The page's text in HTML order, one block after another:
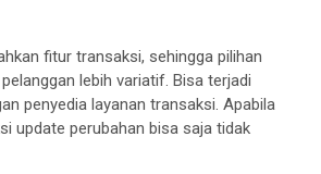
fitur transaksi, sehingga pilihan
lebih variatif. Bisa terjadi
penyedia layanan transaksi. Apabila
update perubahan bisa saja tidak